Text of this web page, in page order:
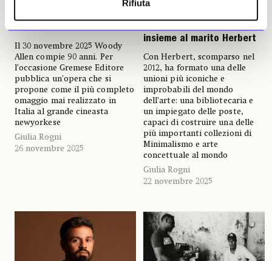
Rifiuta
newyorkese, in occasione
dei suoi 90 anni
Il 30 novembre 2025 Woody
Allen compie 90 anni. Per
l’occasione Gremese Editore
pubblica un’opera che si
propone come il più completo
omaggio mai realizzato in
Italia al grande cineasta
newyorkese
Giulia Rogni
26 novembre 2025
bibliotecaria che ha
rivoluzionato il
collezionismo d’arte
insieme al marito Herbert
Con Herbert, scomparso nel
2012, ha formato una delle
unioni più iconiche e
improbabili del mondo
dell’arte: una bibliotecaria e
un impiegato delle poste,
capaci di costruire una delle
più importanti collezioni di
Minimalismo e arte
concettuale al mondo
Giulia Rogni
22 novembre 2025